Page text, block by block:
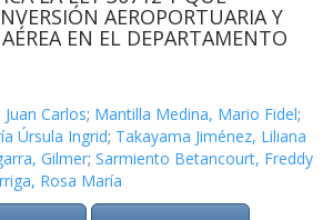
AEROPORTUARIA Y
EN EL DEPARTAMENTO
Carlos; Mantilla Medina, Mario Fidel;
Úrsula Ingrid; Takayama Jiménez, Liliana
Gilmer; Sarmiento Betancourt, Freddy
Rosa María